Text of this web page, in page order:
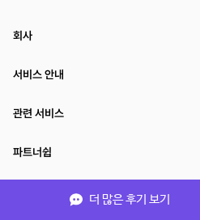
더 많은 후기 보기
회사
서비스 안내
관련 서비스
파트너쉽
서비스 제공 국가